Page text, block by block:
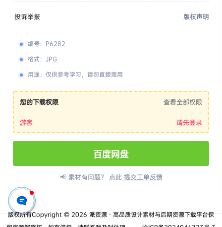
投诉举报 版权声明
编号： P6282
格式： JPG
用途： 仅供参考学习，请勿直接商用
您的下载权限 查看全部权限
游客 请先登录
百度网盘
📢 素材有问题？ 点此提交工单反馈
版权所有Copyright © 2026派资源 - 高品质设计素材与后期资源下载平台保